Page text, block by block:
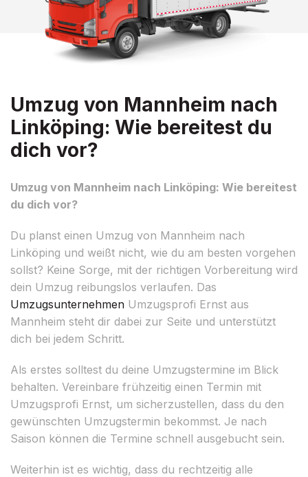
Umzug von Mannheim nach
Linköping: Wie bereitest du
dich vor?
Umzug von Mannheim nach Linköping: Wie bereitest
du dich vor?
Du planst einen Umzug von Mannheim nach
Linköping und weißt nicht, wie du am besten vorgehen
sollst? Keine Sorge, mit der richtigen Vorbereitung wird
dein Umzug reibungslos verlaufen. Das
Umzugsunternehmen Umzugsprofi Ernst aus
Mannheim steht dir dabei zur Seite und unterstützt
dich bei jedem Schritt.
Als erstes solltest du deine Umzugstermine im Blick
behalten. Vereinbare frühzeitig einen Termin mit
Umzugsprofi Ernst, um sicherzustellen, dass du den
gewünschten Umzugstermin bekommst. Je nach
Saison können die Termine schnell ausgebucht sein.
Weiterhin ist es wichtig, dass du rechtzeitig alle